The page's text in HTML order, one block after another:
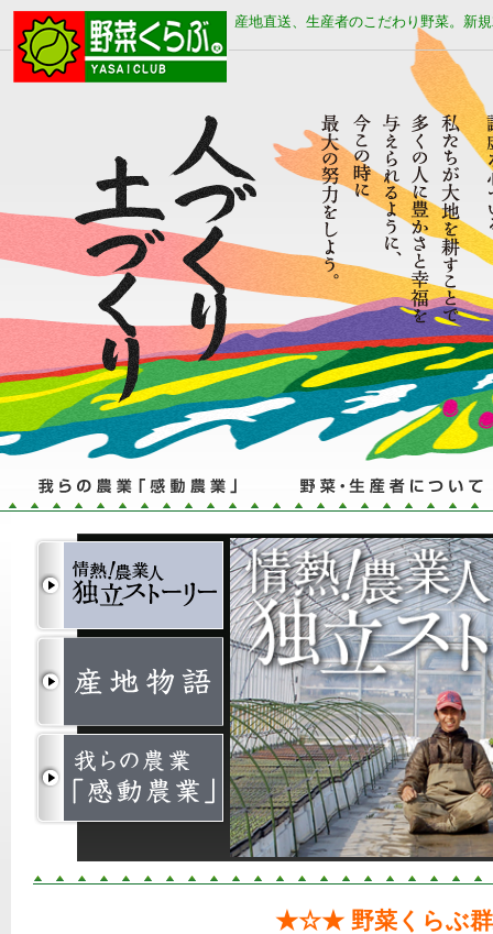
産地直送、生産者のこだわり野菜。新
1
2
3
★☆★ 野菜くらぶ